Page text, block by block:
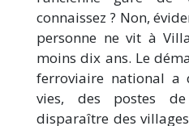
connaissez ? Non,
personne ne vit à
moins dix ans. Le
ferroviaire national a
vies, des postes
disparaître des